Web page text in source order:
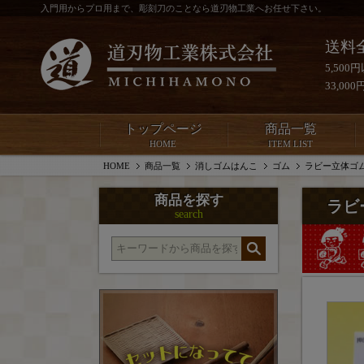
入門用からプロ用まで、彫刻刀のことなら道刃物工業へお任せ下さい。
送料
5,500円
33,000
トップページ
HOME
商品一覧
ITEM LIST
HOME 商品一覧 消しゴムはんこ ゴム ラビー立体ゴ
ラビ
商品を探す
search